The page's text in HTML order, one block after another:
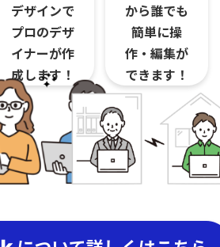
デザインで
プロのデザ
イナーが作
成します！
から誰でも
簡単に操
作・編集が
できます！